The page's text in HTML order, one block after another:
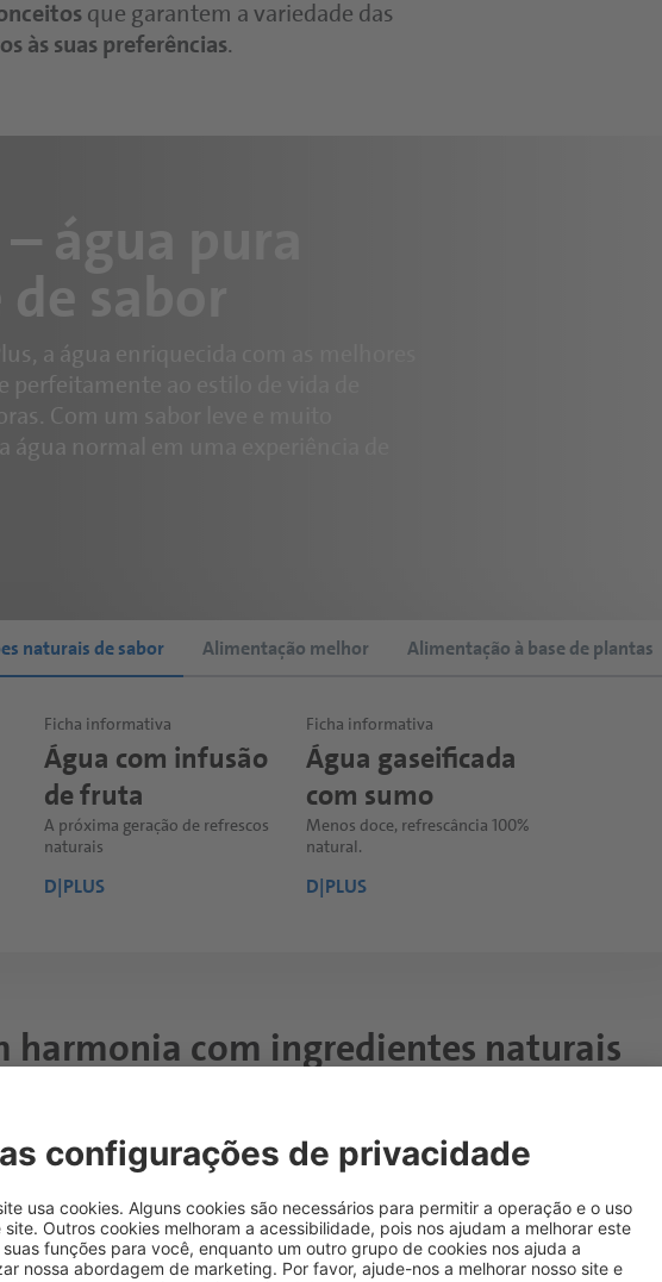
Pastas e dips
que garantem a variedade das
às suas preferências.
água pura
sabor
a água enriquecida com as melhores
ao estilo de vida de
Com um sabor leve e muito
normal em uma experiência de
naturais de sabor Alimentação melhor Alimentação à base de plantas
Ficha informativa
Água com infusão
de fruta
A próxima geração de refrescos
naturais
D|PLUS
Ficha informativa
Água gaseificada
com sumo
Menos doce, refrescância 100%
natural.
D|PLUS
Ficha informativa
Extratos botânicos
Descubra um diferencial saudável
para os seus produtos
D|PLUS
Ficha informativa
EnergyHERO
Moringa
Um inovador superalimento para
um impulso saudável
D|PLUS
Ficha informativa
Água vegetal
Uma nova geração de inovadoras
bebidas Aqua Plus conquista o
mercado
Ficha informativa
Extrato de moringa
Um inovador superalimento para
um impulso saudável
D|PLUS
harmonia com ingredientes naturais
refinada de tornar a sua bebida Aqua Plus mais refrescante e
convencem pelo seutoque de sabor e diferencial saudável
–
um
sabor refrescante único